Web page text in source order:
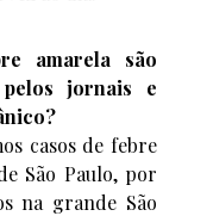
amarela são
jornais e
casos de febre
São Paulo, por
na grande São